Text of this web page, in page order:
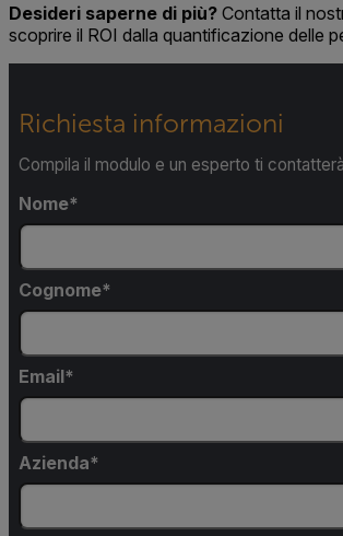
Desideri saperne di più? Contatta il
scoprire il ROI dalla quantificazione delle
Richiesta informazioni
Compila il modulo e un esperto ti
Nome
Cognome
Email
Azienda